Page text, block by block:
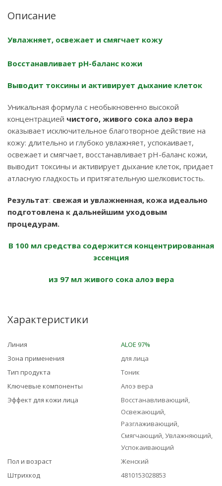
Описание
Увлажняет, освежает и смягчает кожу
Восстанавливает рН-баланс кожи
Выводит токсины и активирует дыхание клеток
Уникальная формула с необыкновенно высокой
концентрацией чистого, живого сока алоэ вера
оказывает исключительное благотворное действие на
кожу: длительно и глубоко увлажняет, успокаивает,
освежает и смягчает, восстанавливает рН-баланс кожи,
выводит токсины и активирует дыхание клеток, придает
атласную гладкость и притягательную шелковистость.
Результат: свежая и увлажненная, кожа идеально
подготовлена к дальнейшим уходовым
процедурам.
В 100 мл средства содержится концентрированная
эссенция
из 97 мл живого сока алоэ вера
Характеристики
Линия
ALOE 97%
Зона применения
для лица
Тип продукта
Тоник
Ключевые компоненты
Алоэ вера
Эффект для кожи лица
Восстанавливающий,
Освежающий,
Разглаживающий,
Смягчающий, Увлажняющий,
Успокаивающий
Пол и возраст
Женский
Штрихкод
4810153028853